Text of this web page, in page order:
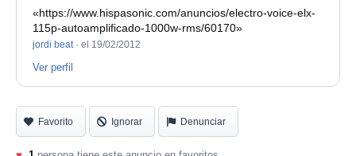
«https://www.hispasonic.com/anuncios/electro-voice-elx-
115p-autoamplificado-1000w-rms/60170»
jordi beat· el 19/02/2012
Ver perfil
Favorito Ignorar Denunciar